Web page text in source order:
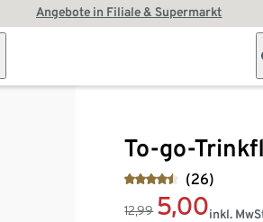
Angebote in Filiale & Supermarkt
To-go-
(26)
12,99 5,00inkl.